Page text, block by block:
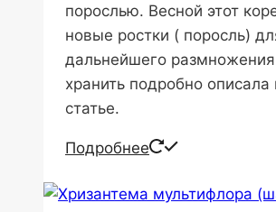
порослью. Весной этот
новые ростки ( поросль)
дальнейшего
хранить подробно описала
статье.
Подробнее